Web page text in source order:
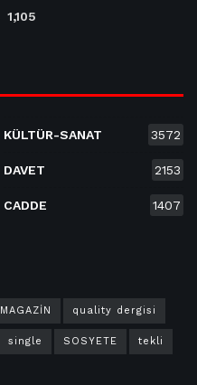
1,105
KÜLTÜR-SANAT 3572
DAVET 2153
CADDE 1407
MAGAZİN quality dergisi
single SOSYETE tekli